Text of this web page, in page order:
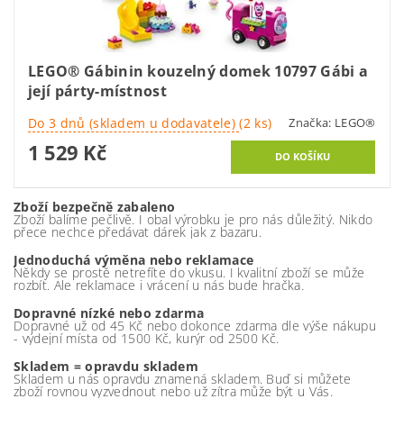
LEGO® Gábinin kouzelný domek 10797 Gábi a
její párty-místnost
Do 3 dnů (skladem u dodavatele)(2 ks) Značka: LEGO®
1 529 Kč
Zboží bezpečně zabaleno
Zboží balíme pečlivě. I obal výrobku je pro nás důležitý. Nikdo
přece nechce předávat dárek jak z bazaru.
Jednoduchá výměna nebo reklamace
Někdy se prostě netrefíte do vkusu. I kvalitní zboží se může
rozbít. Ale reklamace i vrácení u nás bude hračka.
Dopravné nízké nebo zdarma
Dopravné už od 45 Kč nebo dokonce zdarma dle výše nákupu
- výdejní místa od 1500 Kč, kurýr od 2500 Kč.
Skladem = opravdu skladem
Skladem u nás opravdu znamená skladem. Buď si můžete
zboží rovnou vyzvednout nebo už zítra může být u Vás.